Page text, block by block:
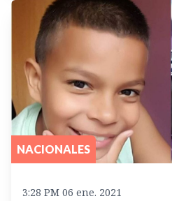
NACIONALES
3:28 PM 06 ene. 2021